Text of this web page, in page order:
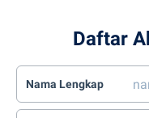
Daftar
Nama Lengkap